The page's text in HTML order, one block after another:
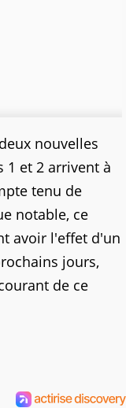
nouvelles
1 et 2 arrivent à
tenu de
notable, ce
avoir l'effet d'un
jours,
de ce